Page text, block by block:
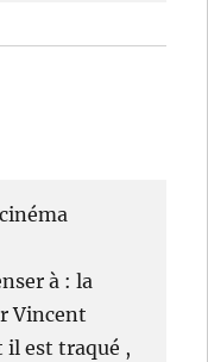
à : la
Vincent
est traqué ,